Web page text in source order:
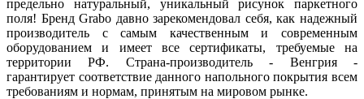
предельно натуральный, уникальный рисунок паркетного
поля! Бренд Grabo давно зарекомендовал себя, как надежный
производитель с самым качественным и современным
оборудованием и имеет все сертификаты, требуемые на
территории РФ. Страна-производитель - Венгрия -
гарантирует соответствие данного напольного покрытия всем
требованиям и нормам, принятым на мировом рынке.